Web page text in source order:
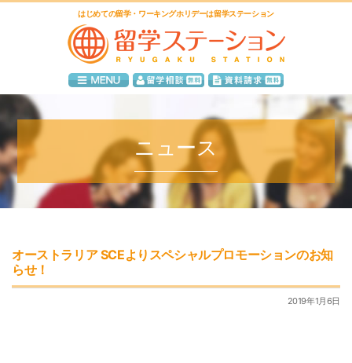
はじめての留学・ワーキングホリデーは留学ステーション
ニュース
オーストラリア SCEよりスペシャルプロモーションのお知
らせ！
2019年1月6日